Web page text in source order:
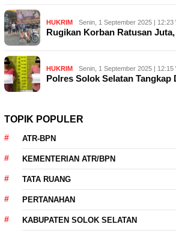
HUKRIM Senin, 1 September 2025 | 12:23
Rugikan Korban Ratusan
HUKRIM Senin, 1 September 2025 | 12:15
Polres Solok Selatan Tangkap
TOPIK POPULER
ATR-BPN
KEMENTERIAN ATR/BPN
TATA RUANG
PERTANAHAN
KABUPATEN SOLOK SELATAN